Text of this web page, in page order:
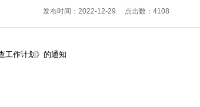
发布时间：2022-12-29 点击数： 4108
工作计划》的通知